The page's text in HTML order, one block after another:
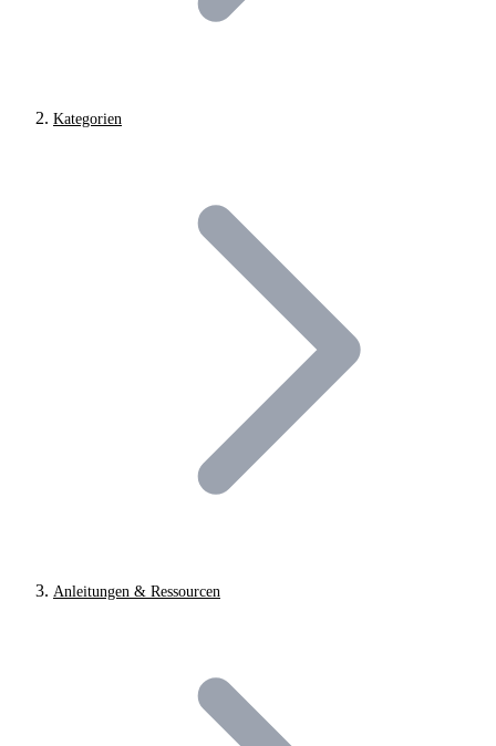
Kategorien
Anleitungen & Ressourcen